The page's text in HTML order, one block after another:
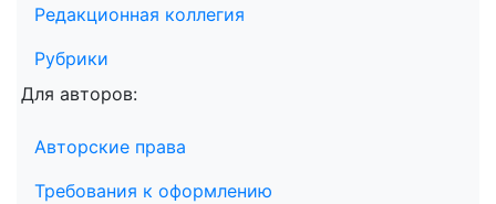
Редакционная коллегия
Рубрики
Для авторов:
Авторские права
Требования к оформлению